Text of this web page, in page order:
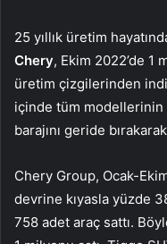
25 yıllık üretim
Chery, Ekim 2022’de
üretim çizgilerinden
içinde tüm modellerinin
barajını geride
Chery Group, Ocak-
devrine kıyasla yüzde
758 adet araç sattı.